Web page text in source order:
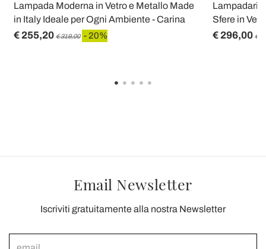
Lampada Moderna in Vetro e Metallo Made
in Italy Ideale per Ogni Ambiente - Carina
€ 255,20 € 319,00 - 20%
Lampadario
Sfere in
€ 296,00 €
Email Newsletter
Iscriviti gratuitamente alla nostra Newsletter